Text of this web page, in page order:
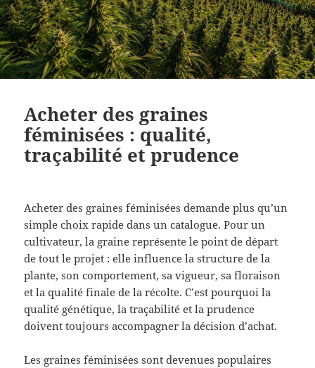
Acheter des graines
féminisées : qualité,
traçabilité et prudence
Acheter des graines féminisées demande plus qu’un
simple choix rapide dans un catalogue. Pour un
cultivateur, la graine représente le point de départ
de tout le projet : elle influence la structure de la
plante, son comportement, sa vigueur, sa floraison
et la qualité finale de la récolte. C’est pourquoi la
qualité génétique, la traçabilité et la prudence
doivent toujours accompagner la décision d’achat.
Les graines féminisées sont devenues populaires